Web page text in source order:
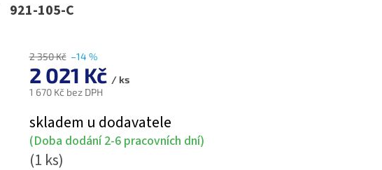
921-105-C
2 350 Kč –14 %
2 021 Kč / ks
1 670 Kč bez DPH
cena:
skladem u dodavatele
(Doba dodání 2-6 pracovních dní)
(1 ks)